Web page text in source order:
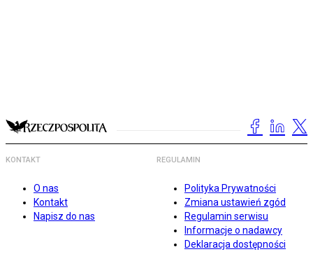
KONTAKT
O nas
Kontakt
Napisz do nas
REGULAMIN
Polityka Prywatności
Zmiana ustawień zgód
Regulamin serwisu
Informacje o nadawcy
Deklaracja dostępności